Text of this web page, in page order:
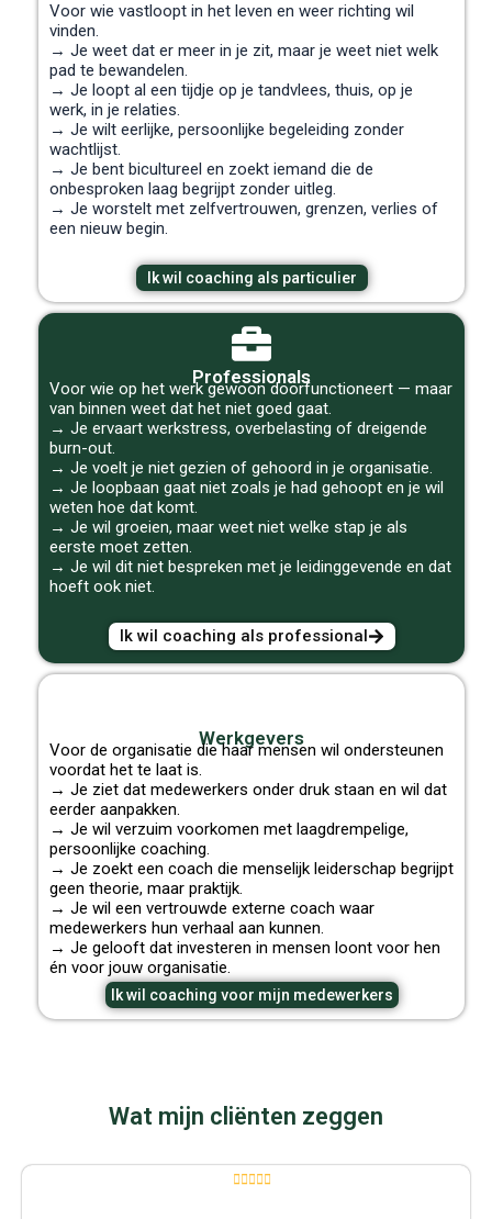
Voor wie vastloopt in het leven en weer richting wil
vinden.
→ Je weet dat er meer in je zit, maar je weet niet welk
pad te bewandelen.
→ Je loopt al een tijdje op je tandvlees, thuis, op je
werk, in je relaties.
→ Je wilt eerlijke, persoonlijke begeleiding zonder
wachtlijst.
→ Je bent bicultureel en zoekt iemand die de
onbesproken laag begrijpt zonder uitleg.
→ Je worstelt met zelfvertrouwen, grenzen, verlies of
een nieuw begin.
Ik wil coaching als particulier
Professionals
Voor wie op het werk gewoon doorfunctioneert — maar
van binnen weet dat het niet goed gaat.
→ Je ervaart werkstress, overbelasting of dreigende
burn-out.
→ Je voelt je niet gezien of gehoord in je organisatie.
→ Je loopbaan gaat niet zoals je had gehoopt en je wil
weten hoe dat komt.
→ Je wil groeien, maar weet niet welke stap je als
eerste moet zetten.
→ Je wil dit niet bespreken met je leidinggevende en dat
hoeft ook niet.
Ik wil coaching als professional
Werkgevers
Voor de organisatie die haar mensen wil ondersteunen
voordat het te laat is.
→ Je ziet dat medewerkers onder druk staan en wil dat
eerder aanpakken.
→ Je wil verzuim voorkomen met laagdrempelige,
persoonlijke coaching.
→ Je zoekt een coach die menselijk leiderschap begrijpt
geen theorie, maar praktijk.
→ Je wil een vertrouwde externe coach waar
medewerkers hun verhaal aan kunnen.
→ Je gelooft dat investeren in mensen loont voor hen
én voor jouw organisatie.
Ik wil coaching voor mijn medewerkers
Wat mijn cliënten zeggen